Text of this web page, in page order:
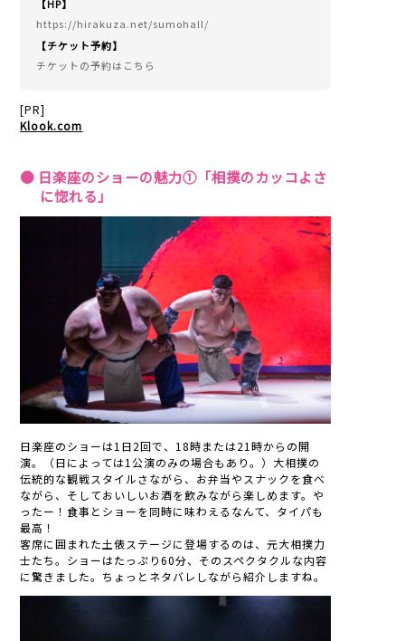
【HP】
https://hirakuza.net/sumohall/
【チケット予約】
チケットの予約はこちら
[PR]
Klook.com
● 日楽座のショーの魅力①「相撲のカッコよさ
に惚れる」
日楽座のショーは1日2回で、18時または21時からの開
演。（日によっては1公演のみの場合もあり。）大相撲の
伝統的な観戦スタイルさながら、お弁当やスナックを食べ
ながら、そしておいしいお酒を飲みながら楽しめます。や
ったー！食事とショーを同時に味わえるなんて、タイパも
最高！
客席に囲まれた土俵ステージに登場するのは、元大相撲力
士たち。ショーはたっぷり60分、そのスペクタクルな内容
に驚きました。ちょっとネタバレしながら紹介しますね。